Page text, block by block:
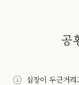
공
심장이 두근거